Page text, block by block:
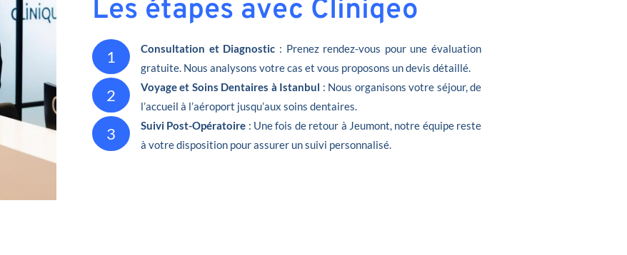
Les étapes avec Cliniqeo
1 Consultation et Diagnostic : Prenez rendez-vous pour une évaluation
gratuite. Nous analysons votre cas et vous proposons un devis détaillé.
2 Voyage et Soins Dentaires à Istanbul : Nous organisons votre séjour, de
l’accueil à l’aéroport jusqu’aux soins dentaires.
3 Suivi Post-Opératoire : Une fois de retour à Jeumont, notre équipe reste
à votre disposition pour assurer un suivi personnalisé.